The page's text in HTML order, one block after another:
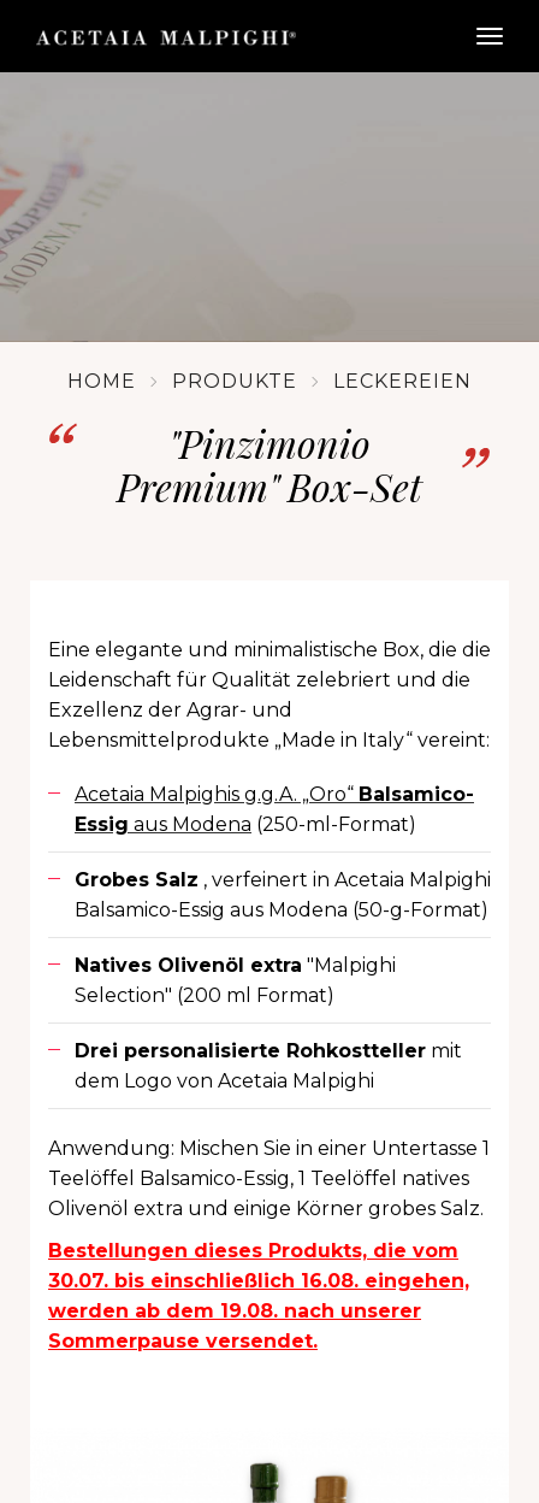
HOME PRODUKTE LECKEREIEN
"Pinzimonio
Premium" Box-Set
Eine elegante und minimalistische Box, die die
Leidenschaft für Qualität zelebriert und die
Exzellenz der Agrar- und
Lebensmittelprodukte „Made in Italy“ vereint:
Acetaia Malpighis g.g.A. „Oro“ Balsamico-
Essig aus Modena (250-ml-Format)
Grobes Salz , verfeinert in Acetaia Malpighi
Balsamico-Essig aus Modena (50-g-Format)
Natives Olivenöl extra "Malpighi
Selection" (200 ml Format)
Drei personalisierte Rohkostteller mit
dem Logo von Acetaia Malpighi
Anwendung: Mischen Sie in einer Untertasse 1
Teelöffel Balsamico-Essig, 1 Teelöffel natives
Olivenöl extra und einige Körner grobes Salz.
Bestellungen dieses Produkts, die vom
30.07. bis einschließlich 16.08. eingehen,
werden ab dem 19.08. nach unserer
Sommerpause versendet.